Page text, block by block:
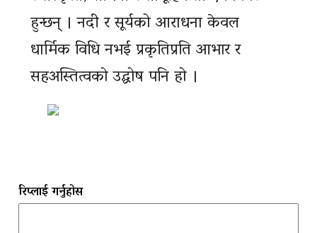
हुन्छन् । नदी र सूर्यको आराधना केवल
धार्मिक विधि नभई प्रकृतिप्रति आभार र
सहअस्तित्वको उद्घोष पनि हो ।
रिप्लाई गर्नुहोस